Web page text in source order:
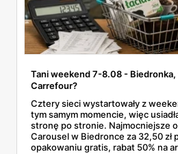
Tani weekend 7-8.08 - Biedronka,
Carrefour?
Cztery sieci wystartowały z
tym samym momencie, więc
stronę po stronie. Najmocniejsze
Carousel w Biedronce za 32,50 zł
opakowaniu gratis, rabat 50% na